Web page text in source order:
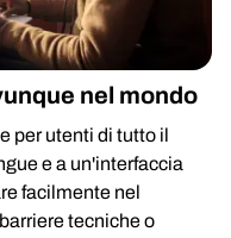
nel mondo
per utenti di tutto il
e a un'interfaccia
facilmente nel
tecniche o